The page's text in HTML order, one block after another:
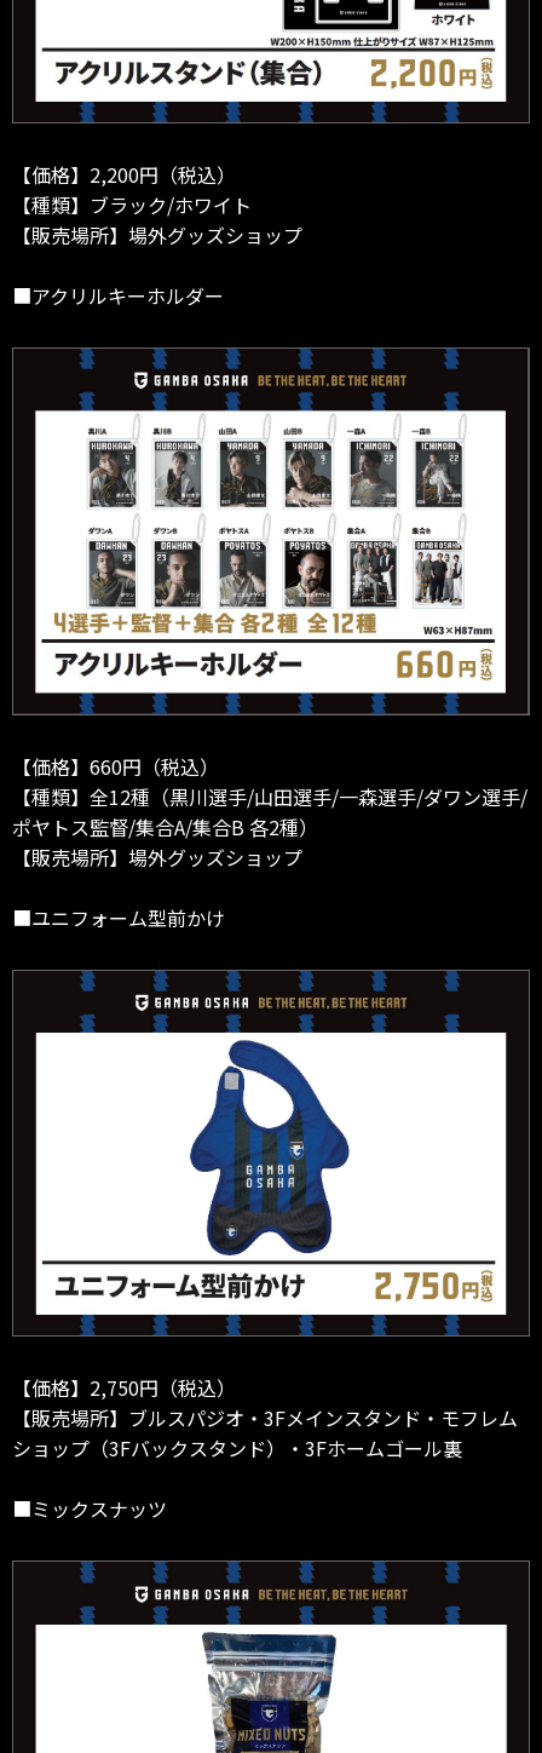
【価格】2,200円（税込）
【種類】ブラック/ホワイト
【販売場所】場外グッズショップ
■アクリルキーホルダー
【価格】660円（税込）
【種類】全12種（黒川選手/山田選手/一森選手/ダワン選手/
ポヤトス監督/集合A/集合B 各2種）
【販売場所】場外グッズショップ
■ユニフォーム型前かけ
【価格】2,750円（税込）
【販売場所】ブルスパジオ・3Fメインスタンド・モフレム
ショップ（3Fバックスタンド）・3Fホームゴール裏
■ミックスナッツ